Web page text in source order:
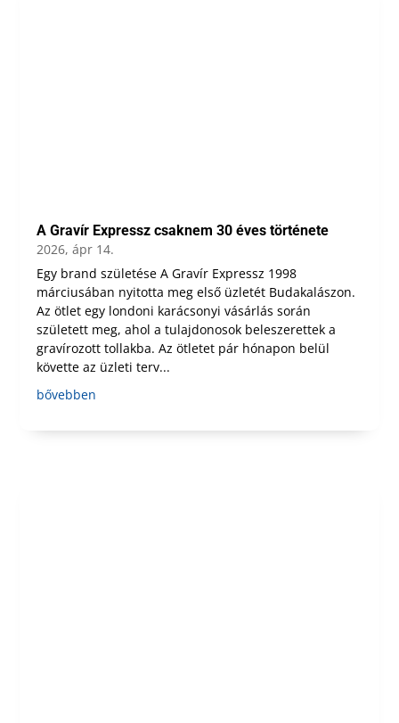
A Gravír Expressz csaknem 30 éves története
2026, ápr 14.
Egy brand születése A Gravír Expressz 1998
márciusában nyitotta meg első üzletét Budakalászon.
Az ötlet egy londoni karácsonyi vásárlás során
született meg, ahol a tulajdonosok beleszerettek a
gravírozott tollakba. Az ötletet pár hónapon belül
követte az üzleti terv...
bővebben